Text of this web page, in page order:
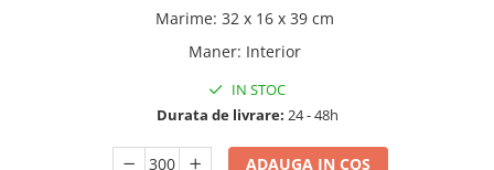
Marime: 32 x 16 x 39 cm
Maner: Interior
IN STOC
Durata de livrare: 24 - 48h
ADAUGA IN COS